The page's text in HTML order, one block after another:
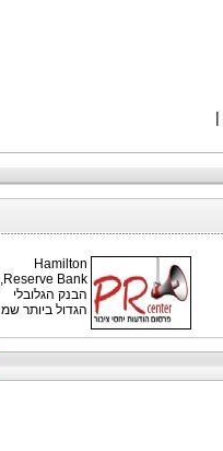
|
Hamilton
Reserve Bank,
הבנק הגלובלי
הגדול ביותר שמ